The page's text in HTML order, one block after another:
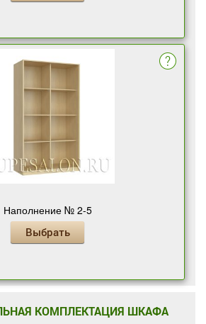
Наполнение № 2-5
Выбрать
КОМПЛЕКТАЦИЯ ШКАФА